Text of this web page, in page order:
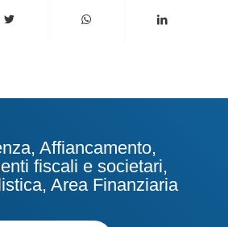
Affiancamento,
fiscali e societari,
Area Finanziaria